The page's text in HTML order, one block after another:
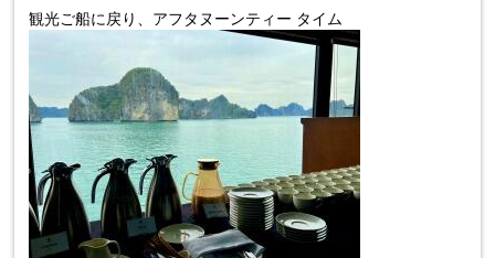
観光ご船に戻り、アフタヌーンティー タイム